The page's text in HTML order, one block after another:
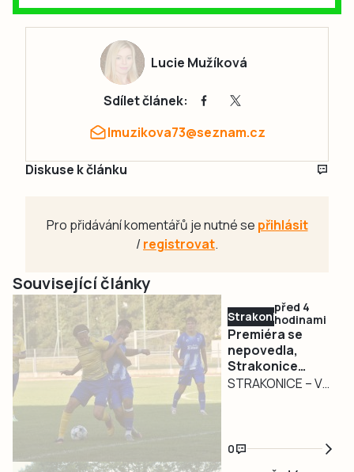
Lucie Mužíková
Sdílet článek:
lmuzikova73@seznam.cz
Diskuse k článku
Pro přidávání komentářů je nutné se přihlásit
/registrovat.
Související články
Strakonicko
před 4
hodinami
Premiéra se
nepovedla,
Strakonice
podlehly
STRAKONICE – V
MOL Cupu, poznali
strakoničtí
0